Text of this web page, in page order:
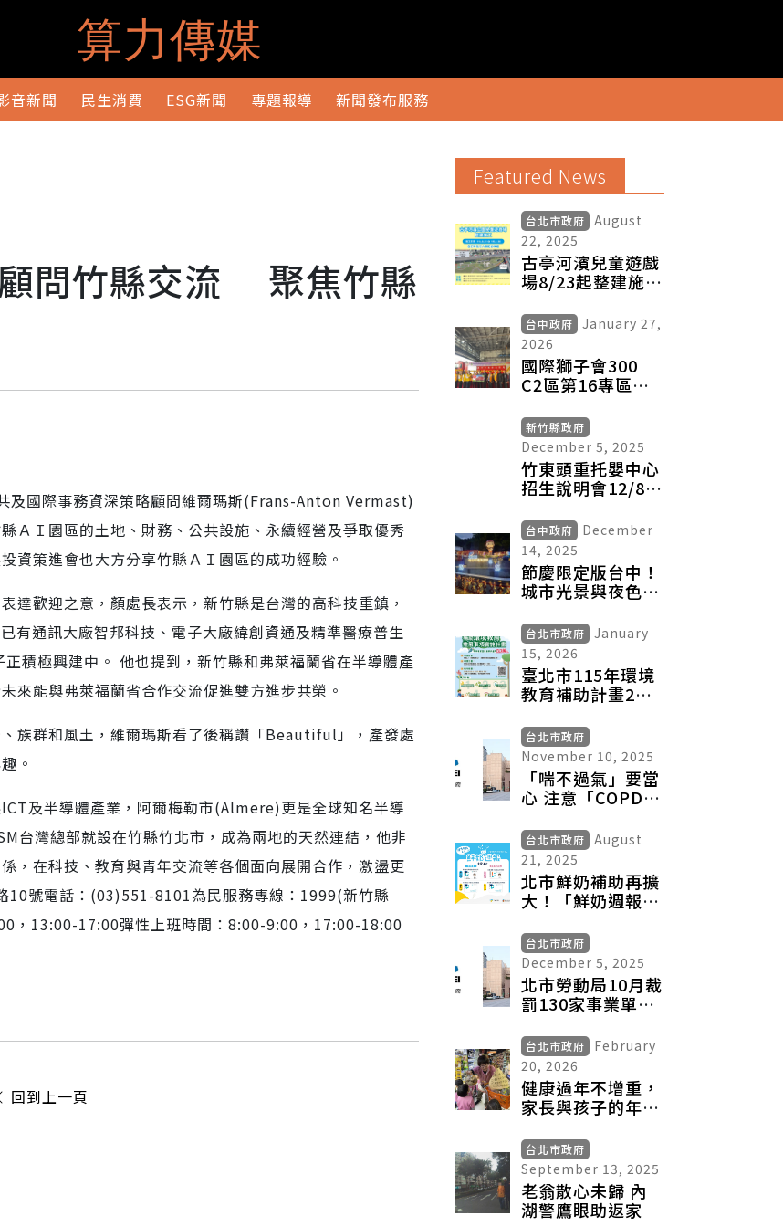
算力傳媒
音新聞 民生消費 ESG新聞 專題報導 新聞發布服務
問竹縣交流 聚焦竹縣
國際事務資深策略顧問維爾瑪斯(Frans-Anton Vermast)
ＡＩ園區的土地、財務、公共設施、永續經營及爭取優秀
資策進會也大方分享竹縣ＡＩ園區的成功經驗。
達歡迎之意，顏處長表示，新竹縣是台灣的高科技重鎮，
有通訊大廠智邦科技、電子大廠緯創資通及精準醫療普生
積極興建中。 他也提到，新竹縣和弗萊福蘭省在半導體產
來能與弗萊福蘭省合作交流促進雙方進步共榮。
族群和風土，維爾瑪斯看了後稱讚「Beautiful」，產發處
。
及半導體產業，阿爾梅勒市(Almere)更是全球知名半導
台灣總部就設在竹縣竹北市，成為兩地的天然連結，他非
，在科技、教育與青年交流等各個面向展開合作，激盪更
10號電話：(03)551-8101為民服務專線：1999(新竹縣
，13:00-17:00彈性上班時間：8:00-9:00，17:00-18:00
回到上一頁
Featured News
台北市政府
August
22, 2025
古亭河濱兒童遊戲
場8/23起整建施工
台中政府
January 27,
2026
國際獅子會300
C2區第16專區捐
災裝備 強化台中
救災應變量能
新竹縣政府
December 5, 2025
竹東頭重托嬰中心
招生說明會12/8登
嬰幼兒
台中政府
December
14, 2025
節慶限定版台中！
城市光景與夜色打
台北市政府
January
15, 2026
臺北市115年環境
教育補助計畫2月4
高補助50萬元 總
金額達1,000萬元
歡迎民間團體踴躍
申請
台北市政府
November 10, 2025
「喘不過氣」要當
心 注意「COPD」
台北市政府
August
21, 2025
北市鮮奶補助再擴
大！「鮮奶週報」
受惠，便利申請領
卡服務上線!
台北市政府
December 5, 2025
北市勞動局10月裁
罰130家事業單位
535萬元
台北市政府
February
20, 2026
健康過年不增重，
家長與孩子的年菜
台北市政府
September 13, 2025
老翁散心未歸 內
湖警鷹眼助返家